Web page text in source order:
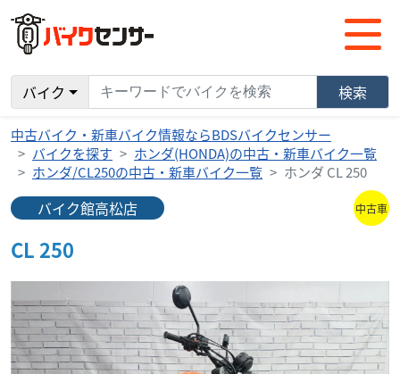
バイク 検索
中古バイク・新車バイク情報ならBDSバイクセンサー
バイクを探す
ホンダ(HONDA)の中古・新車バイク一覧
ホンダ/CL250の中古・新車バイク一覧
ホンダ CL 250
バイク館高松店 中古車
CL 250